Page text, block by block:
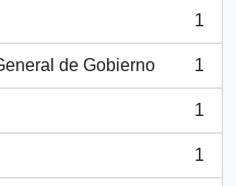
1
de Gobierno 1
1
1